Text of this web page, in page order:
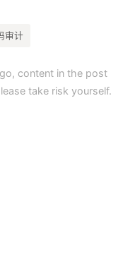
审计
content in the post
take risk yourself.